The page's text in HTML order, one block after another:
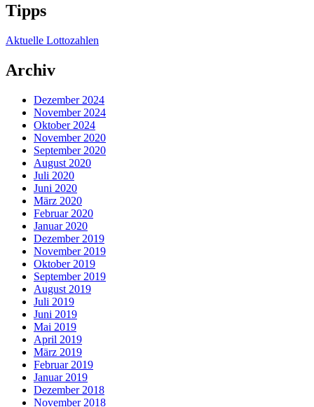
Tipps
Aktuelle Lottozahlen
Archiv
Dezember 2024
November 2024
Oktober 2024
November 2020
September 2020
August 2020
Juli 2020
Juni 2020
März 2020
Februar 2020
Januar 2020
Dezember 2019
November 2019
Oktober 2019
September 2019
August 2019
Juli 2019
Juni 2019
Mai 2019
April 2019
März 2019
Februar 2019
Januar 2019
Dezember 2018
November 2018